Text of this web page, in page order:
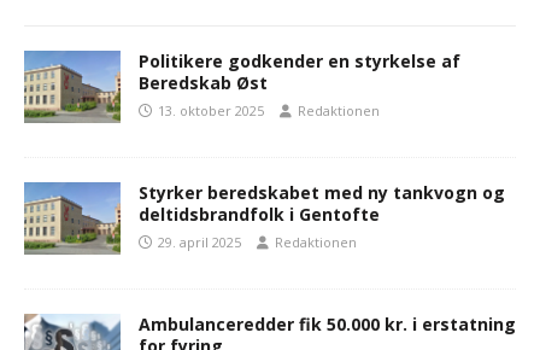
Politikere godkender en styrkelse af
Beredskab Øst
13. oktober 2025 Redaktionen
Styrker beredskabet med ny tankvogn og
deltidsbrandfolk i Gentofte
29. april 2025 Redaktionen
Ambulanceredder fik 50.000 kr. i erstatning